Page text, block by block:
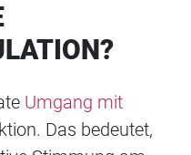
Umgang mit
Das bedeutet,